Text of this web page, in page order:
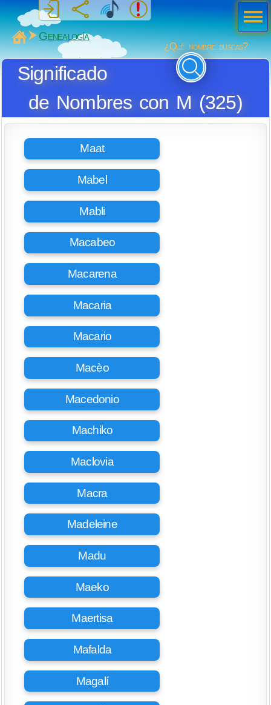
MiSabueso
Genealogía
¿Qué nombre buscas?
Significado
de Nombres con M (325)
Maat
Mabel
Mabli
Macabeo
Macarena
Macaria
Macario
Macèo
Macedonio
Machiko
Maclovia
Macra
Madeleine
Madu
Maeko
Maertisa
Mafalda
Magalí
Men
ú